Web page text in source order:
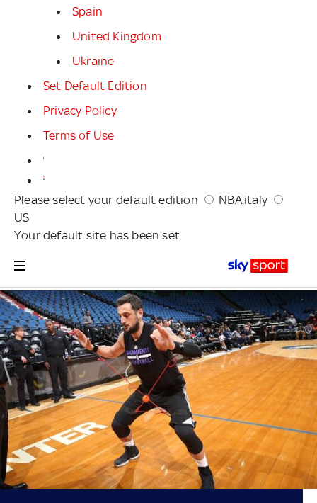
Spain
United Kingdom
Ukraine
Set Default Edition
Privacy Policy
Terms of Use
Please select your default edition
NBA.italy
US
Your default site has been set